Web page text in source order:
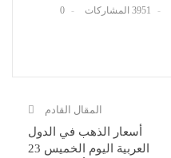
3951 المشاركات 0
المقال القادم
أسعار الذهب في الدول
العربية اليوم الخميس 23